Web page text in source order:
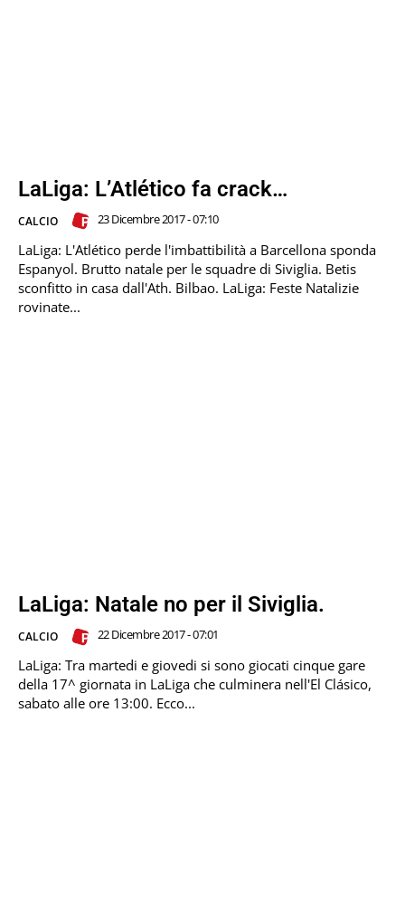
LaLiga: L’Atlético fa crack…
CALCIO 23 Dicembre 2017 - 07:10
LaLiga: L'Atlético perde l'imbattibilità a Barcellona sponda
Espanyol. Brutto natale per le squadre di Siviglia. Betis
sconfitto in casa dall'Ath. Bilbao. LaLiga: Feste Natalizie
rovinate...
LaLiga: Natale no per il Siviglia.
CALCIO 22 Dicembre 2017 - 07:01
LaLiga: Tra martedi e giovedi si sono giocati cinque gare
della 17^ giornata in LaLiga che culminera nell'El Clásico,
sabato alle ore 13:00. Ecco...